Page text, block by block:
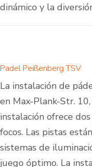
dinámico y la
Padel Peißenberg TSV
La instalación de
en Max-Plank-Str.
instalación ofrece
focos. Las pistas
sistemas de
juego óptimo. La